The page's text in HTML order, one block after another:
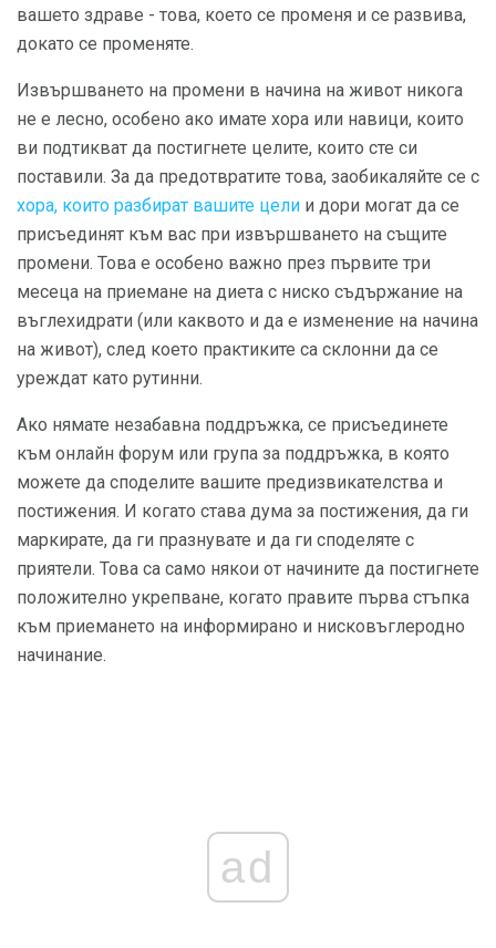
вашето здраве - това, което се променя и се развива,
докато се променяте.
Извършването на промени в начина на живот никога
не е лесно, особено ако имате хора или навици, които
ви подтикват да постигнете целите, които сте си
поставили. За да предотвратите това, заобикаляйте се с
хора, които разбират вашите цели и дори могат да се
присъединят към вас при извършването на същите
промени. Това е особено важно през първите три
месеца на приемане на диета с ниско съдържание на
въглехидрати (или каквото и да е изменение на начина
на живот), след което практиките са склонни да се
уреждат като рутинни.
Ако нямате незабавна поддръжка, се присъединете
към онлайн форум или група за поддръжка, в която
можете да споделите вашите предизвикателства и
постижения. И когато става дума за постижения, да ги
маркирате, да ги празнувате и да ги споделяте с
приятели. Това са само някои от начините да постигнете
положително укрепване, когато правите първа стъпка
към приемането на информирано и нисковъглеродно
начинание.
ad